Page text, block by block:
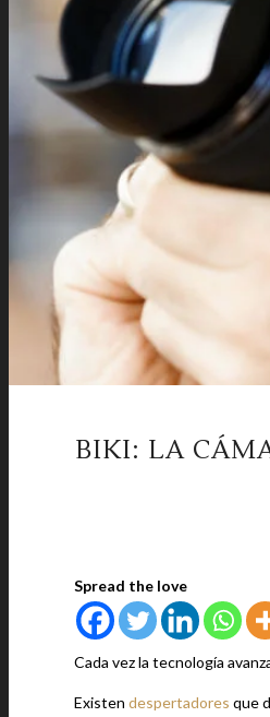
BIKI: LA
Spread the love
Cada vez la tecnología
Existen despertadores que